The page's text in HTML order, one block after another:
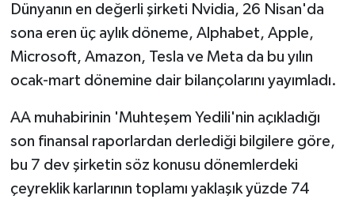
Dünyanın en değerli şirketi Nvidia, 26 Nisan'da
sona eren üç aylık döneme, Alphabet, Apple,
Microsoft, Amazon, Tesla ve Meta da bu yılın
ocak-mart dönemine dair bilançolarını yayımladı.
AA muhabirinin 'Muhteşem Yedili'nin açıkladığı
son finansal raporlardan derlediği bilgilere göre,
bu 7 dev şirketin söz konusu dönemlerdeki
çeyreklik karlarının toplamı yaklaşık yüzde 74